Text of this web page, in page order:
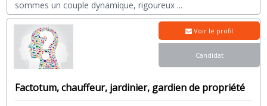
sommes un couple dynamique, rigoureux ...
Factotum, chauffeur, jardinier, gardien de propriété
Voir le profil
Candidat